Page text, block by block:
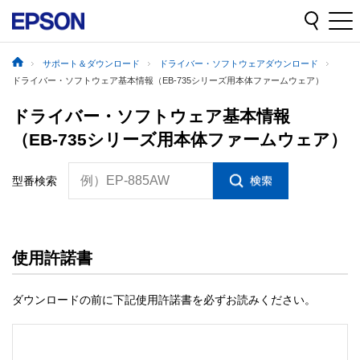
サポート＆ダウンロード
ドライバー・ソフトウェアダウンロード
ドライバー・ソフトウェア基本情報（EB-735シリーズ用本体ファームウェア）
ドライバー・ソフトウェア基本情報
（EB-735シリーズ用本体ファームウェア）
型番検索 例）EP-885AW
使用許諾書
ダウンロードの前に下記使用許諾書を必ずお読みください。